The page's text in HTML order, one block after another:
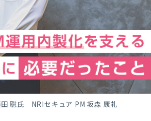
聡氏 NRIセキュア PM 坂森 康礼